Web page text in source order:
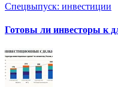
Спецвыпуск: инвестиции
Готовы ли инвесторы к